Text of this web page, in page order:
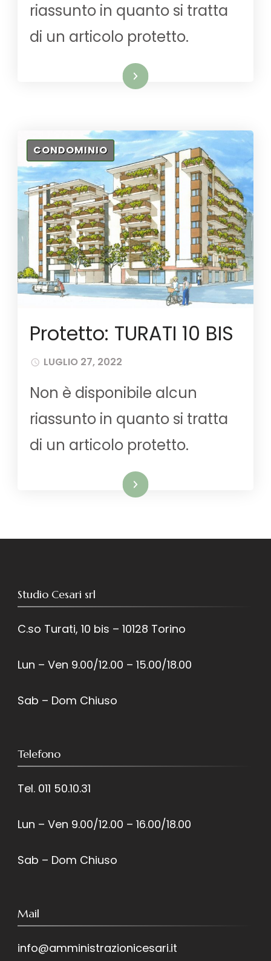
riassunto in quanto si tratta
di un articolo protetto.
Leggi tutto
CONDOMINIO
Protetto: TURATI 10 BIS
LUGLIO 27, 2022
Non è disponibile alcun
riassunto in quanto si tratta
di un articolo protetto.
Leggi tutto
Studio Cesari srl
C.so Turati, 10 bis – 10128 Torino
Lun – Ven 9.00/12.00 – 15.00/18.00
Sab – Dom Chiuso
Telefono
Tel. 011 50.10.31
Lun – Ven 9.00/12.00 – 16.00/18.00
Sab – Dom Chiuso
Mail
info@amministrazionicesari.it